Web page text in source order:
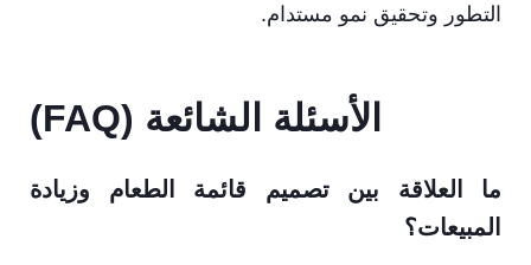
التطور وتحقيق نمو مستدام.
الأسئلة الشائعة (FAQ)
ما العلاقة بين تصميم قائمة الطعام وزيادة
المبيعات؟